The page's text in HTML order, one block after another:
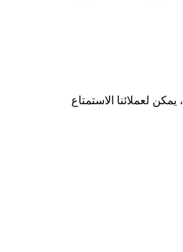
نعم ، لدينا فريق خدمة محترف لمساعدة عملائنا.إذا طلبت ، يمكننا إرسال مهندسنا إلى موقع عملك لتوفير التدريب لموظفيك.بالنسبة للهيكل ، مثل هيكل CAT ، يمكن لعملائنا الاستمتاع